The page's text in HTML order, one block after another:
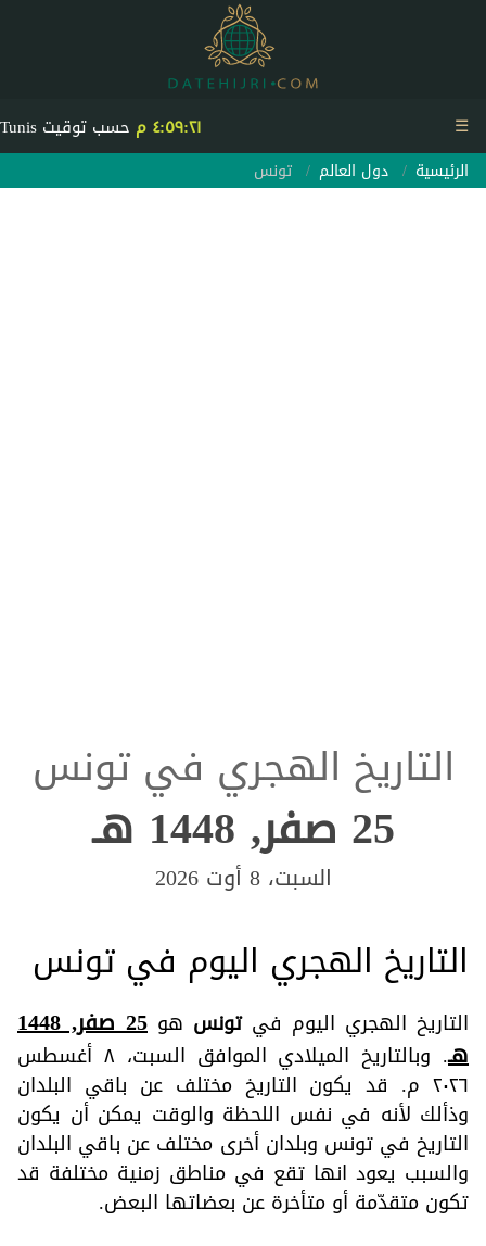
٤:٥٩:٢٢ م حسب توقيت Tunis ☰
الرئيسية دول العالم تونس
التاريخ الهجري في تونس
25 صفر, 1448 هـ
السبت، 8 أوت 2026
التاريخ الهجري اليوم في تونس
التاريخ الهجري اليوم فيتونس هو 25 صفر, 1448
هـ . وبالتاريخ الميلادي الموافق السبت، ٨ أغسطس
٢٠٢٦ م. قد يكون التاريخ مختلف عن باقي البلدان
وذألك لأنه في نفس اللحظة والوقت يمكن أن يكون
التاريخ في تونس وبلدان أخرى مختلف عن باقي البلدان
والسبب يعود انها تقع في مناطق زمنية مختلفة قد
تكون متقدّمة أو متأخرة عن بعضاتها البعض.